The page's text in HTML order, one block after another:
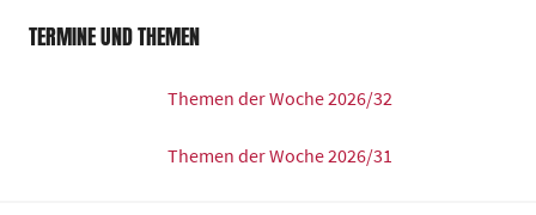
TERMINE UND THEMEN
Themen der Woche 2026/32
Themen der Woche 2026/31